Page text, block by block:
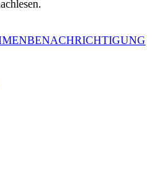
BENACHRICHTIGUNG